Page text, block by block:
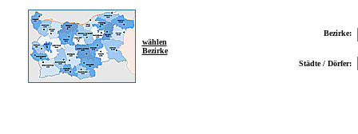
wählen
Bezirke
Bezirke:
Städte / Dörfer: